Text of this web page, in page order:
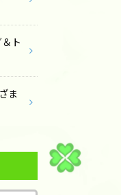
ト
ま